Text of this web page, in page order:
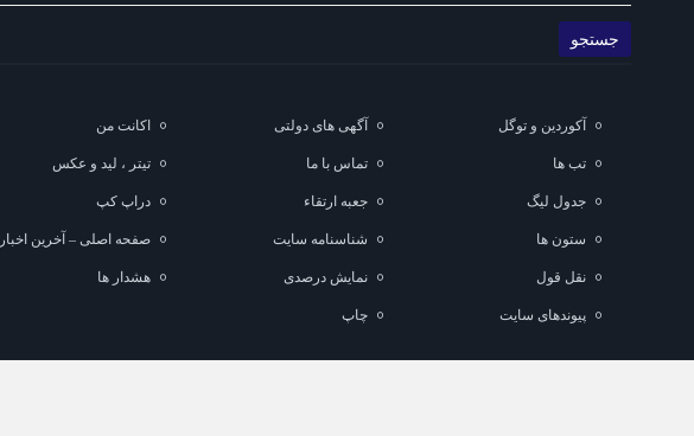
آکوردین و توگل آگهی های دولتی اکانت من
تب ها تماس با ما تیتر ، لید و عکس
جدول لیگ جعبه ارتقاء دراپ کپ
ستون ها شناسنامه سایت صفحه اصلی – آخرین اخبار
نقل قول نمایش درصدی هشدار ها
پیوندهای سایت چاپ